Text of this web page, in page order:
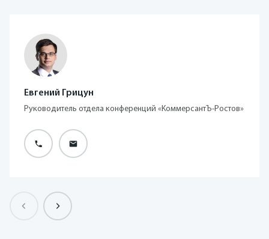
Евгений Грицун
Руководитель отдела конференций «КоммерсантЪ-Ростов»